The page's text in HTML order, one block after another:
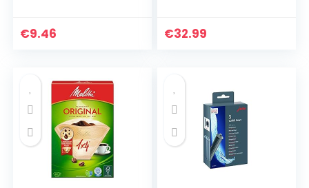
compatibel met
€9.46
(HD9350/90)
€32.99